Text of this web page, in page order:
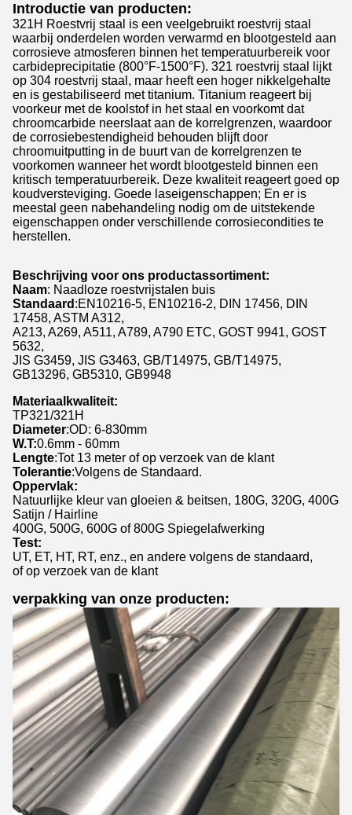
Introductie van producten:
321H Roestvrij staal is een veelgebruikt roestvrij staal
waarbij onderdelen worden verwarmd en blootgesteld aan
corrosieve atmosferen binnen het temperatuurbereik voor
carbideprecipitatie (800°F-1500°F). 321 roestvrij staal lijkt
op 304 roestvrij staal, maar heeft een hoger nikkelgehalte
en is gestabiliseerd met titanium. Titanium reageert bij
voorkeur met de koolstof in het staal en voorkomt dat
chroomcarbide neerslaat aan de korrelgrenzen, waardoor
de corrosiebestendigheid behouden blijft door
chroomuitputting in de buurt van de korrelgrenzen te
voorkomen wanneer het wordt blootgesteld binnen een
kritisch temperatuurbereik. Deze kwaliteit reageert goed op
koudversteviging. Goede laseigenschappen; En er is
meestal geen nabehandeling nodig om de uitstekende
eigenschappen onder verschillende corrosiecondities te
herstellen.
Beschrijving voor ons productassortiment:
Naam: Naadloze roestvrijstalen buis
Standaard :EN10216-5, EN10216-2, DIN 17456, DIN
17458, ASTM A312,
A213, A269, A511, A789, A790 ETC, GOST 9941, GOST
5632,
JIS G3459, JIS G3463, GB/T14975, GB/T14975,
GB13296, GB5310, GB9948
Materiaalkwaliteit:
TP321/321H
Diameter:OD: 6-830mm
W.T:0.6mm - 60mm
Lengte:Tot 13 meter of op verzoek van de klant
Tolerantie:Volgens de Standaard.
Oppervlak:
Natuurlijke kleur van gloeien & beitsen, 180G, 320G, 400G
Satijn / Hairline
400G, 500G, 600G of 800G Spiegelafwerking
Test:
UT, ET, HT, RT, enz., en andere volgens de standaard,
of op verzoek van de klant
verpakking van onze producten: